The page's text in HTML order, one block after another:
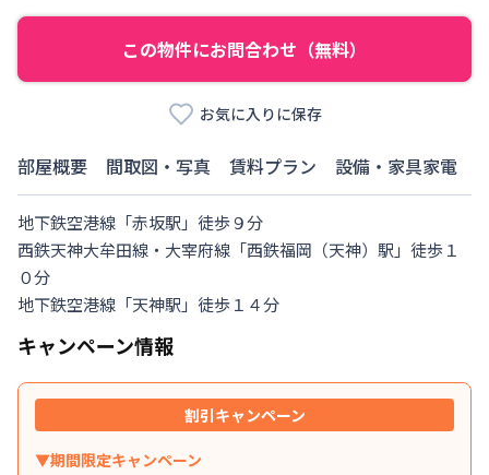
この物件にお問合わせ（無料）
お気に入りに保存
部屋概要 間取図・写真 賃料プラン 設備・家具家電
地下鉄空港線「赤坂駅」徒歩９分
西鉄天神大牟田線・大宰府線「西鉄福岡（天神）駅」徒歩１
０分
地下鉄空港線「天神駅」徒歩１４分
キャンペーン情報
割引キャンペーン
▼期間限定キャンペーン